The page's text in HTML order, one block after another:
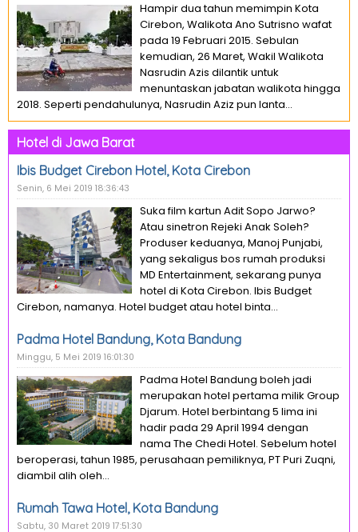
Hampir dua tahun memimpin Kota
Cirebon, Walikota Ano Sutrisno wafat
pada 19 Februari 2015. Sebulan
kemudian, 26 Maret, Wakil Walikota
Nasrudin Azis dilantik untuk
menuntaskan jabatan walikota hingga
2018. Seperti pendahulunya, Nasrudin Aziz pun lanta...
Hotel di Jawa Barat
Ibis Budget Cirebon Hotel, Kota Cirebon
Senin, 6 Mei 2019 18:36:43
Suka film kartun Adit Sopo Jarwo?
Atau sinetron Rejeki Anak Soleh?
Produser keduanya, Manoj Punjabi,
yang sekaligus bos rumah produksi
MD Entertainment, sekarang punya
hotel di Kota Cirebon. Ibis Budget
Cirebon, namanya. Hotel budget atau hotel binta...
Padma Hotel Bandung, Kota Bandung
Minggu, 5 Mei 2019 16:01:30
Padma Hotel Bandung boleh jadi
merupakan hotel pertama milik Group
Djarum. Hotel berbintang 5 lima ini
hadir pada 29 April 1994 dengan
nama The Chedi Hotel. Sebelum hotel
beroperasi, tahun 1985, perusahaan pemiliknya, PT Puri Zuqni,
diambil alih oleh...
Rumah Tawa Hotel, Kota Bandung
Sabtu, 30 Maret 2019 17:51:30